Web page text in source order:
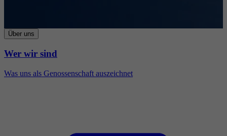
Über uns
Wer wir sind
Was uns als Genossenschaft auszeichnet